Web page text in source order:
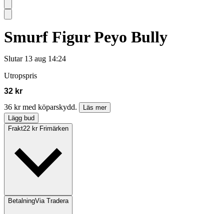
Smurf Figur Peyo Bully
Slutar 13 aug 14:24
Utropspris
32 kr
36 kr med köparskydd.
Läs mer
Lägg bud
Frakt22 kr Frimärken
BetalningVia Tradera